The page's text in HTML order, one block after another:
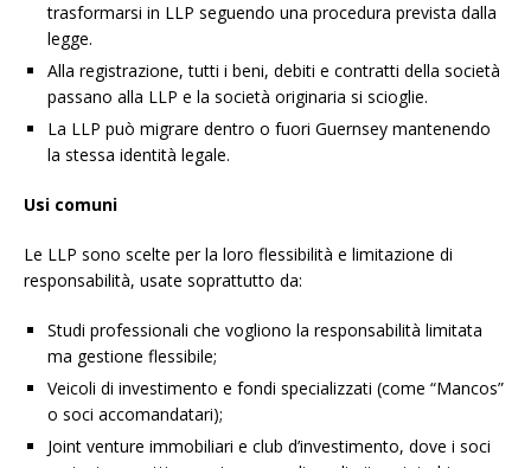
trasformarsi in LLP seguendo una procedura prevista dalla
legge.
Alla registrazione, tutti i beni, debiti e contratti della società
passano alla LLP e la società originaria si scioglie.
La LLP può migrare dentro o fuori Guernsey mantenendo
la stessa identità legale.
Usi comuni
Le LLP sono scelte per la loro flessibilità e limitazione di
responsabilità, usate soprattutto da:
Studi professionali che vogliono la responsabilità limitata
ma gestione flessibile;
Veicoli di investimento e fondi specializzati (come “Mancos”
o soci accomandatari);
Joint venture immobiliari e club d’investimento, dove i soci